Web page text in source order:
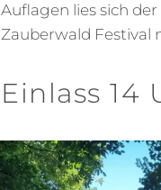
Auflagen lies sich
Zauberwald Festival
Einlass 14